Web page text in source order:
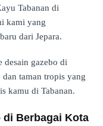
Tabanan di
kami yang
dari Jepara.
desain gazebo di
dan taman tropis yang
kamu di Tabanan.
di Berbagai Kota